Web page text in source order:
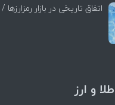
اتفاق تاریخی در بازار
و ارز